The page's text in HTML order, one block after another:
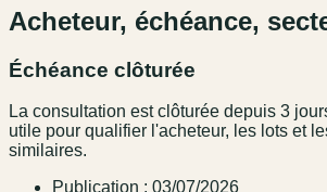
Acheteur, échéance,
Échéance clôturée
La consultation est clôturée depuis 3
utile pour qualifier l'acheteur, les lots et
similaires.
Publication : 03/07/2026